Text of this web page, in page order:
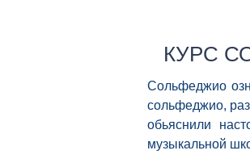
КУРС
Сольфеджио
сольфеджио,
обьяснили
музыкальной